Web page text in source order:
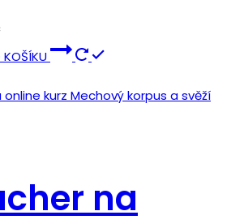
KOŠÍKU
na